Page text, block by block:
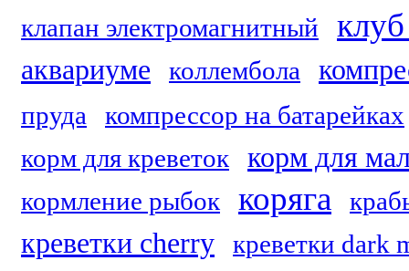
клапан электромагнитный
аквариуме коллембола
пруда
компрессор на батарейках
корм для креветок
корм для
кормление рыбок коряга
креветки cherry
креветки dark